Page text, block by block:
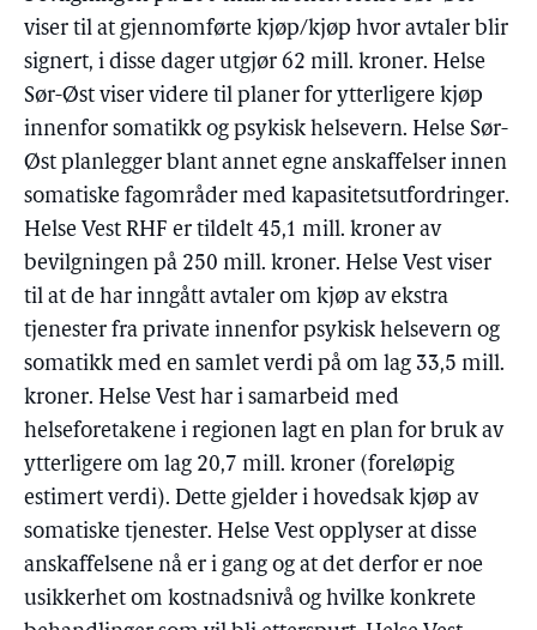
viser til at gjennomførte kjøp/kjøp hvor avtaler blir
signert, i disse dager utgjør 62 mill. kroner. Helse
Sør-Øst viser videre til planer for ytterligere kjøp
innenfor somatikk og psykisk helsevern. Helse Sør-
Øst planlegger blant annet egne anskaffelser innen
somatiske fagområder med kapasitetsutfordringer.
Helse Vest RHF er tildelt 45,1 mill. kroner av
bevilgningen på 250 mill. kroner. Helse Vest viser
til at de har inngått avtaler om kjøp av ekstra
tjenester fra private innenfor psykisk helsevern og
somatikk med en samlet verdi på om lag 33,5 mill.
kroner. Helse Vest har i samarbeid med
helseforetakene i regionen lagt en plan for bruk av
ytterligere om lag 20,7 mill. kroner (foreløpig
estimert verdi). Dette gjelder i hovedsak kjøp av
somatiske tjenester. Helse Vest opplyser at disse
anskaffelsene nå er i gang og at det derfor er noe
usikkerhet om kostnadsnivå og hvilke konkrete